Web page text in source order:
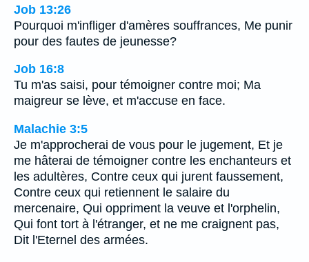
Job 13:26
Pourquoi m'infliger d'amères souffrances, Me punir
pour des fautes de jeunesse?
Job 16:8
Tu m'as saisi, pour témoigner contre moi; Ma
maigreur se lève, et m'accuse en face.
Malachie 3:5
Je m'approcherai de vous pour le jugement, Et je
me hâterai de témoigner contre les enchanteurs et
les adultères, Contre ceux qui jurent faussement,
Contre ceux qui retiennent le salaire du
mercenaire, Qui oppriment la veuve et l'orphelin,
Qui font tort à l'étranger, et ne me craignent pas,
Dit l'Eternel des armées.